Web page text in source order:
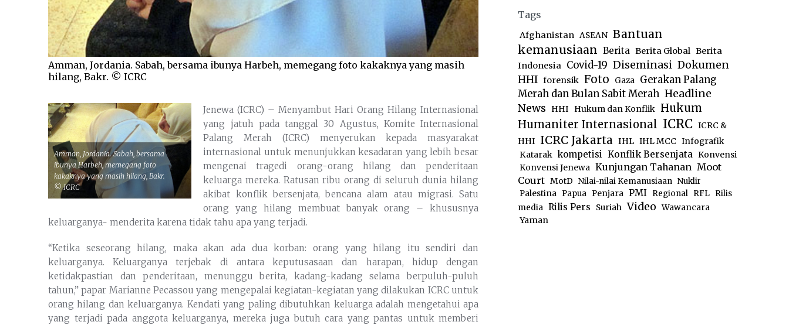
Amman, Jordania. Sabah, bersama ibunya Harbeh, memegang foto kakaknya yang masih
hilang, Bakr. © ICRC
Amman, Jordania. Sabah, bersama
ibunya Harbeh, memegang foto
kakaknya yang masih hilang, Bakr.
© ICRC
Jenewa (ICRC) – Menyambut Hari Orang Hilang Internasional
yang jatuh pada tanggal 30 Agustus, Komite Internasional
Palang Merah (ICRC) menyerukan kepada masyarakat
internasional untuk menunjukkan kesadaran yang lebih besar
mengenai tragedi orang-orang hilang dan penderitaan
keluarga mereka. Ratusan ribu orang di seluruh dunia hilang
akibat konflik bersenjata, bencana alam atau migrasi. Satu
orang yang hilang membuat banyak orang – khususnya
keluarganya- menderita karena tidak tahu apa yang terjadi.
“Ketika seseorang hilang, maka akan ada dua korban: orang yang hilang itu sendiri dan
keluarganya. Keluarganya terjebak di antara keputusasaan dan harapan, hidup dengan
ketidakpastian dan penderitaan, menunggu berita, kadang-kadang selama berpuluh-puluh
tahun,” papar Marianne Pecassou yang mengepalai kegiatan-kegiatan yang dilakukan ICRC untuk
orang hilang dan keluarganya. Kendati yang paling dibutuhkan keluarga adalah mengetahui apa
yang terjadi pada anggota keluarganya, mereka juga butuh cara yang pantas untuk memberi
Tags
Afghanistan ASEAN Bantuan
kemanusiaan Berita Berita Global Berita
Indonesia Covid-19 Diseminasi Dokumen
HHI forensik Foto Gaza Gerakan Palang
Merah dan Bulan Sabit Merah Headline
News
HHI Hukum dan Konflik Hukum
Humaniter Internasional ICRC ICRC &
HHI ICRC Jakarta IHL IHL MCC Infografik
Katarak kompetisi Konflik Bersenjata Konvensi
Konvensi Jenewa Kunjungan Tahanan Moot
Court MotD Nilai-nilai Kemanusiaan Nuklir
Palestina
Papua Penjara PMI Regional RFL
Rilis
media Rilis Pers Suriah Video Wawancara
Yaman